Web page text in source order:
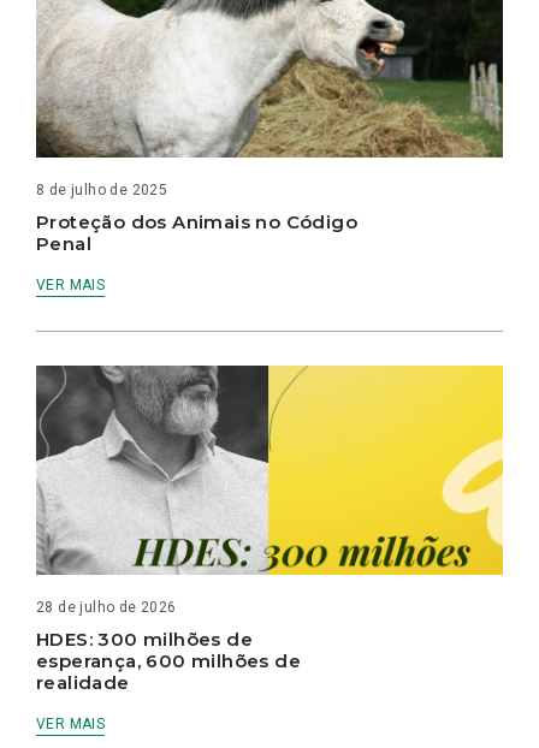
8 de julho de 2025
Proteção dos Animais no Código
Penal
VER MAIS
28 de julho de 2026
HDES: 300 milhões de
esperança, 600 milhões de
realidade
VER MAIS